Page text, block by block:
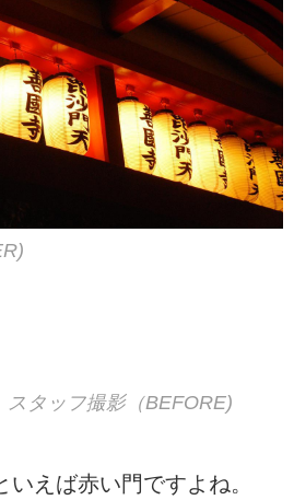
スタッフ撮影（BEFORE)
えば赤い門ですよね。